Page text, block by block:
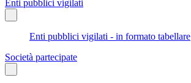
Enti pubblici vigilati
Enti pubblici vigilati - in formato tabellare
Società partecipate